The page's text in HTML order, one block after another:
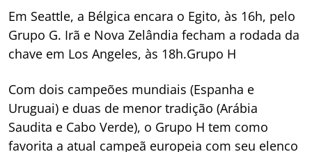
Em Seattle, a Bélgica encara o Egito, às 16h, pelo
Grupo G. Irã e Nova Zelândia fecham a rodada da
chave em Los Angeles, às 18h.Grupo H
Com dois campeões mundiais (Espanha e
Uruguai) e duas de menor tradição (Arábia
Saudita e Cabo Verde), o Grupo H tem como
favorita a atual campeã europeia com seu elenco